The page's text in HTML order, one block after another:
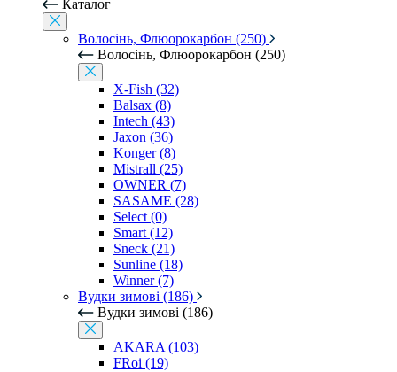
Каталог
Волосінь, Флюорокарбон (250)
Волосінь, Флюорокарбон (250)
X-Fish (32)
Balsax (8)
Intech (43)
Jaxon (36)
Konger (8)
Mistrall (25)
OWNER (7)
SASAME (28)
Select (0)
Smart (12)
Sneck (21)
Sunline (18)
Winner (7)
Вудки зимові (186)
Вудки зимові (186)
AKARA (103)
FRoi (19)